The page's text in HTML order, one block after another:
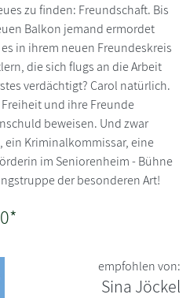
zu finden: Freundschaft. Bis
Balkon jemand ermordet
in ihrem neuen Freundeskreis
die sich flugs an die Arbeit
verdächtigt? Carol natürlich.
und ihre Freunde
beweisen. Und zwar
Kriminalkommissar, eine
im Seniorenheim - Bühne
der besonderen Art!
empfohlen von:
Sina Jöckel